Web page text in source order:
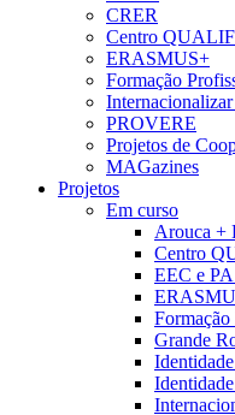
CRER
Centro
ERASMUS+
Formação
PROVERE
Projetos de
MAGazines
Projetos
Em curso
Arouca +
Centro
EEC e
Grande